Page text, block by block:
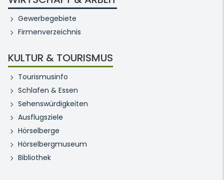
Gewerbegebiete
Firmenverzeichnis
KULTUR & TOURISMUS
Tourismusinfo
Schlafen & Essen
Sehenswürdigkeiten
Ausflugsziele
Hörselberge
Hörselbergmuseum
Bibliothek